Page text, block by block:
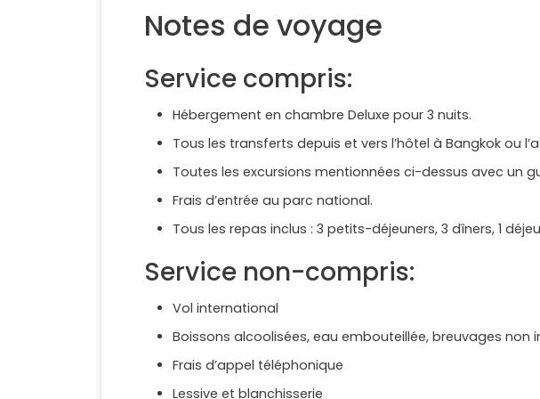
Notes de voyage
Service compris:
Hébergement en chambre Deluxe pour 3 nuits.
Tous les transferts depuis et vers l’hôtel à Bangkok ou
Toutes les excursions mentionnées ci-dessus avec un
Frais d’entrée au parc national.
Tous les repas inclus : 3 petits-déjeuners, 3 dîners, 1
Service non-compris:
Vol international
Boissons alcoolisées, eau embouteillée, breuvages non
Frais d’appel téléphonique
Lessive et blanchisserie